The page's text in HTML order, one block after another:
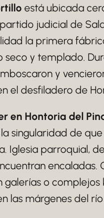
está ubicada
judicial de
la primera
y templado.
y
el desfiladero de
en Hontoria del
singularidad de
Iglesia parroquial,
o
las márgenes del